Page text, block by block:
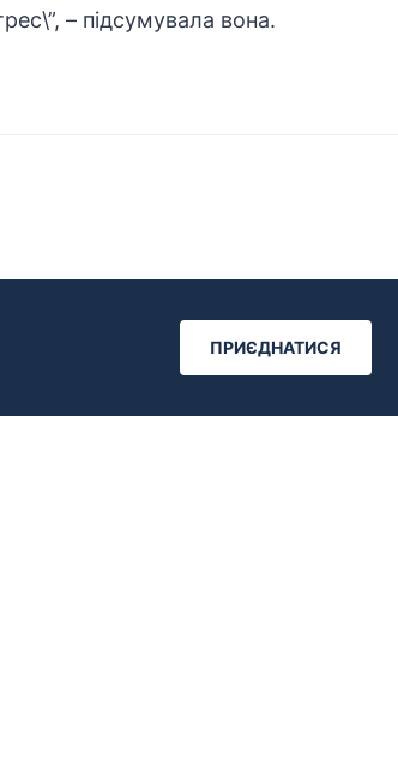
– підсумувала вона.
ПРИЄДНАТИСЯ